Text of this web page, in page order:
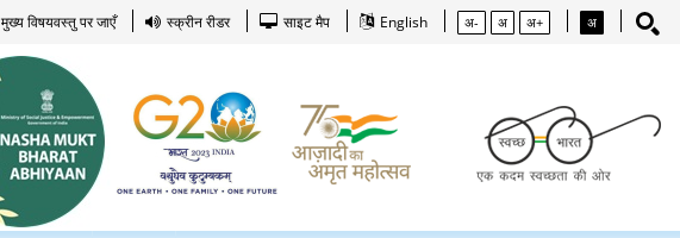
मुख्य विषयवस्तु पर जाएँ स्क्रीन रीडर साइट मैप English अ- अ अ+ अ